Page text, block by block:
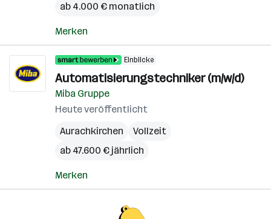
ab 4.000 € monatlich
Merken
Einblicke
Automatisierungstechniker (m/w/d)
Miba Gruppe
Heute veröffentlicht
Aurachkirchen
Vollzeit
ab 47.600 € jährlich
Merken